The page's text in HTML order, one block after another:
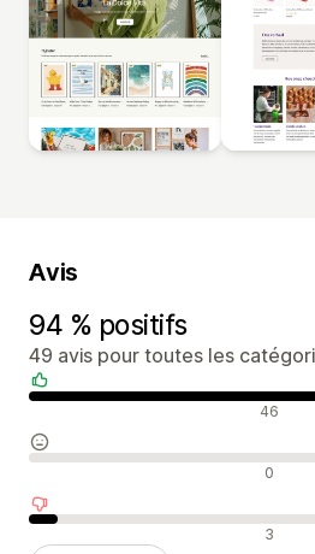
Avis
94 % positifs
49 avis pour toutes les
Avis positifs 46
Avis neutres 0
Avis négatifs 3